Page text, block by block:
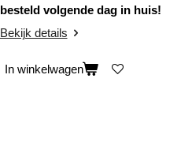
besteld volgende dag in huis!
Bekijk details
In winkelwagen